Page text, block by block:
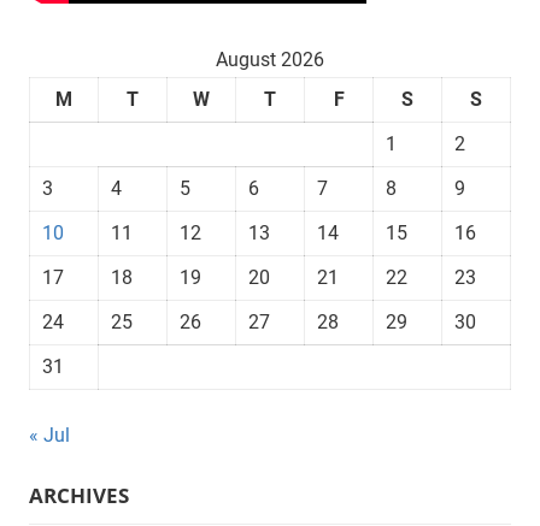
August 2026
M
T W T F S
S
1
2
3
4 5 6 7 8
9
10
11 12 13 14 15
16
17
18 19 20 21 22
23
24
25 26 27 28 29
30
31
« Jul
ARCHIVES